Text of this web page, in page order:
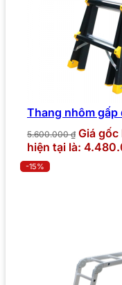
Thang nhôm gấp
5.600.000₫ Giá
hiện tại là:
-15%